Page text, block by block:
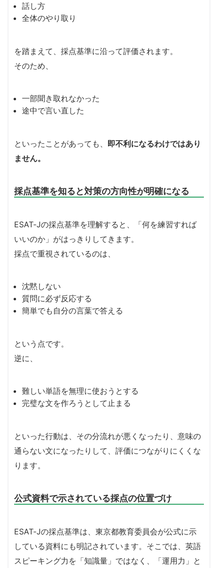
話し方
全体のやり取り
を踏まえて、採点基準に沿って評価されます。
そのため、
一部聞き取れなかった
途中で言い直した
といったことがあっても、 即不利になるわけではあり
ません。
採点基準を知ると対策の方向性が明確になる
ESAT-Jの採点基準を理解すると、「何を練習すれば
いいのか」がはっきりしてきます。
採点で重視されているのは、
沈黙しない
質問に必ず反応する
簡単でも自分の言葉で答える
という点です。
逆に、
難しい単語を無理に使おうとする
完璧な文を作ろうとして止まる
といった行動は、その分流れが悪くなったり、意味の
通らない文になったりして、評価につながりにくくな
ります。
公式資料で示されている採点の位置づけ
ESAT-Jの採点基準は、東京都教育委員会が公式に示
している資料にも明記されています。そこでは、英語
スピーキング力を「知識量」ではなく、「運用力」と